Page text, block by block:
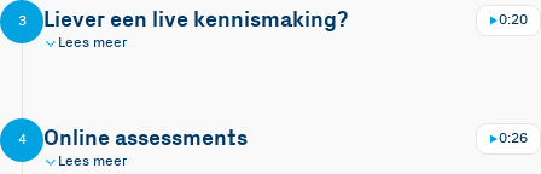
3 Liever een live kennismaking?
0:20
Lees meer
4 Online assessments
0:26
Lees meer